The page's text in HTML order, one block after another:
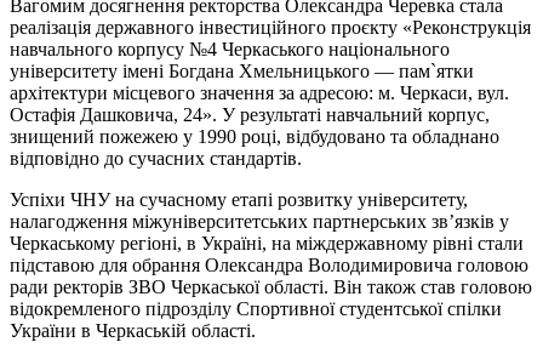
Вагомим досягнення ректорства Олександра Черевка стала
реалізація державного інвестиційного проєкту «Реконструкція
навчального корпусу №4 Черкаського національного
університету імені Богдана Хмельницького — пам`ятки
архітектури місцевого значення за адресою: м. Черкаси, вул.
Остафія Дашковича, 24». У результаті навчальний корпус,
знищений пожежею у 1990 році, відбудовано та обладнано
відповідно до сучасних стандартів.
Успіхи ЧНУ на сучасному етапі розвитку університету,
налагодження міжуніверситетських партнерських зв’язків у
Черкаському регіоні, в Україні, на міждержавному рівні стали
підставою для обрання Олександра Володимировича головою
ради ректорів ЗВО Черкаської області. Він також став головою
відокремленого підрозділу Спортивної студентської спілки
України в Черкаській області.